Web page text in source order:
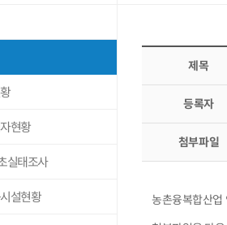
현황
실태조사
설현황
제목
등록자
첨부파일
농촌융복합산업